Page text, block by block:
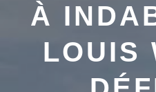
À
LOUIS